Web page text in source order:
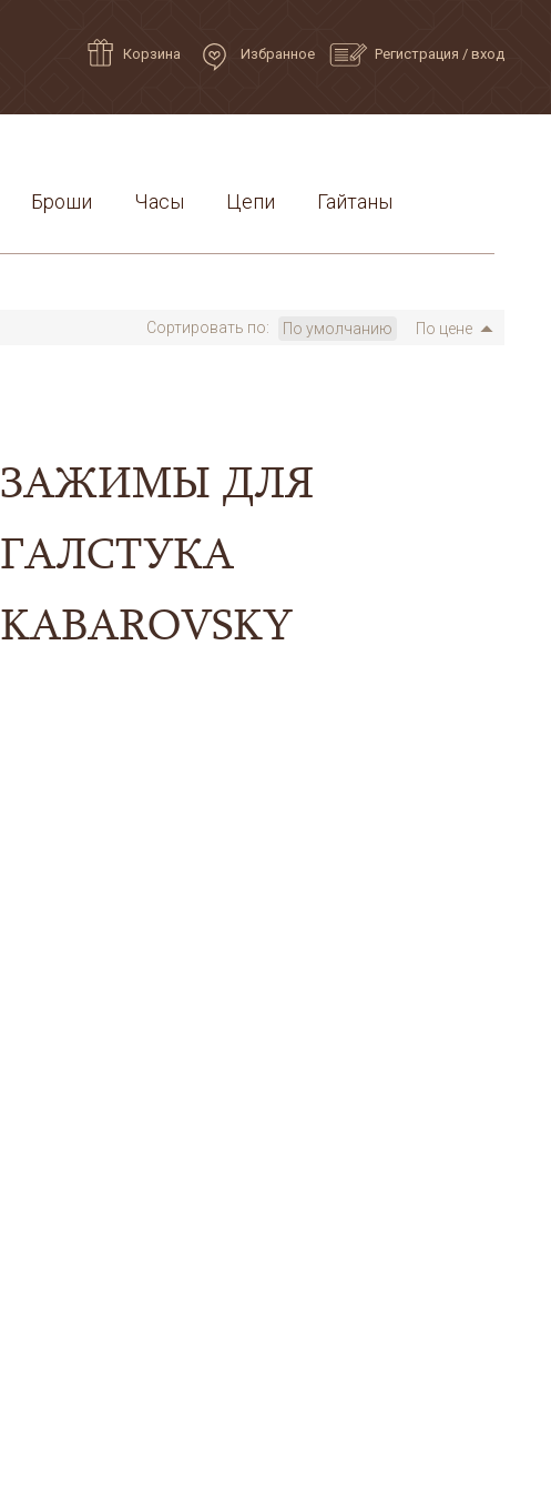
Корзина Избранное Регистрация / вход
Броши Часы Цепи Гайтаны
Сортировать по: По умолчанию По цене
ЗАЖИМЫ ДЛЯ
ГАЛСТУКА
KABAROVSKY